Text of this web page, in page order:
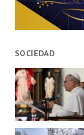
SOCIEDAD